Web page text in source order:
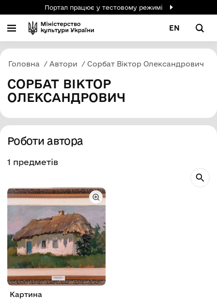
Портал працює у тестовому режимі
EN
Головна Автори Сорбат Віктор Олександрович
СОРБАТ ВІКТОР
ОЛЕКСАНДРОВИЧ
Роботи автора
1 предметів
Картина